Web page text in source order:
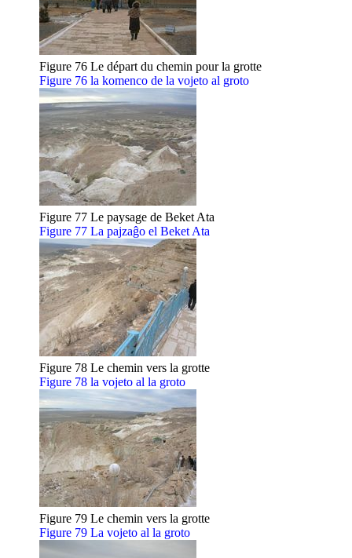
Figure 76 Le départ du chemin pour la grotte
Figure 76 la komenco de la vojeto al groto
Figure 77 Le paysage de Beket Ata
Figure 77 La pajzaĝo el Beket Ata
Figure 78 Le chemin vers la grotte
Figure 78 la vojeto al la groto
Figure 79 Le chemin vers la grotte
Figure 79 La vojeto al la groto